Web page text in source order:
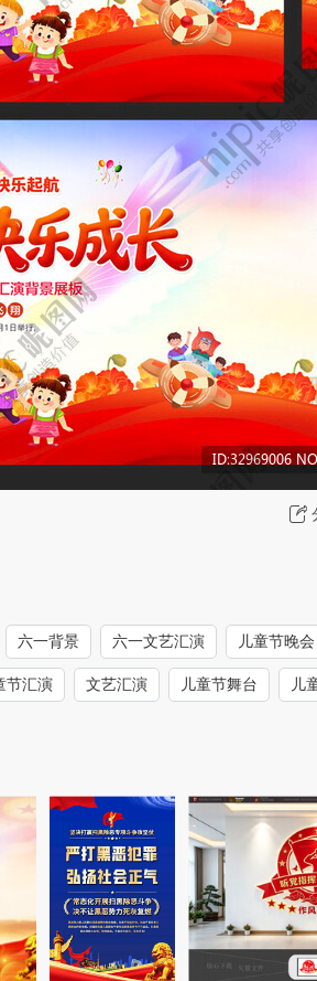
六一背景 六一文艺汇演 儿童节晚会
节汇演 文艺汇演 儿童节舞台 儿